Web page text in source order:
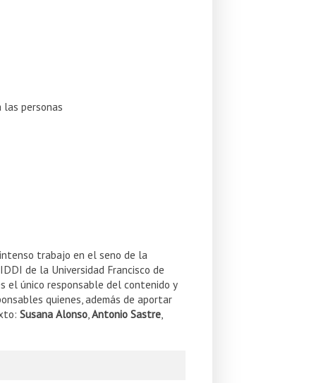
las personas
trabajo en el seno de la
de la Universidad Francisco de
el único responsable del contenido y
quienes, además de aportar
Susana Alonso Antonio Sastre